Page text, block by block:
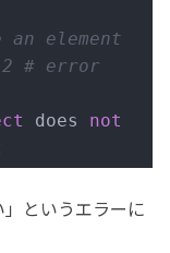
element
# error
does not
というエラーに